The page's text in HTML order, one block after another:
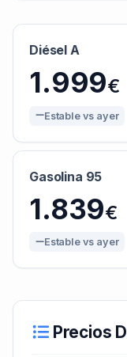
Diésel A
1.999€
Estable vs ayer
Gasolina 95
1.839€
Estable vs ayer
Precios